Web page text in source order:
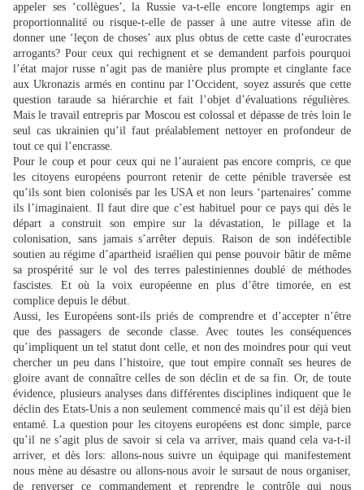
appeler ses ‘collègues’, la Russie va-t-elle encore longtemps agir en
proportionnalité ou risque-t-elle de passer à une autre vitesse afin de
donner une ‘leçon de choses’ aux plus obtus de cette caste d’eurocrates
arrogants? Pour ceux qui rechignent et se demandent parfois pourquoi
l’état major russe n’agit pas de manière plus prompte et cinglante face
aux Ukronazis armés en continu par l’Occident, soyez assurés que cette
question taraude sa hiérarchie et fait l’objet d’évaluations régulières.
Mais le travail entrepris par Moscou est colossal et dépasse de très loin le
seul cas ukrainien qu’il faut préalablement nettoyer en profondeur de
tout ce qui l’encrasse.
Pour le coup et pour ceux qui ne l’auraient pas encore compris, ce que
les citoyens européens pourront retenir de cette pénible traversée est
qu’ils sont bien colonisés par les USA et non leurs ‘partenaires’ comme
ils l’imaginaient. Il faut dire que c’est habituel pour ce pays qui dès le
départ a construit son empire sur la dévastation, le pillage et la
colonisation, sans jamais s’arrêter depuis. Raison de son indéfectible
soutien au régime d’apartheid israélien qui pense pouvoir bâtir de même
sa prospérité sur le vol des terres palestiniennes doublé de méthodes
fascistes. Et où la voix européenne en plus d’être timorée, en est
complice depuis le début.
Aussi, les Européens sont-ils priés de comprendre et d’accepter n’être
que des passagers de seconde classe. Avec toutes les conséquences
qu’impliquent un tel statut dont celle, et non des moindres pour qui veut
chercher un peu dans l’histoire, que tout empire connaît ses heures de
gloire avant de connaître celles de son déclin et de sa fin. Or, de toute
évidence, plusieurs analyses dans différentes disciplines indiquent que le
déclin des Etats-Unis a non seulement commencé mais qu’il est déjà bien
entamé. La question pour les citoyens européens est donc simple, parce
qu’il ne s’agit plus de savoir si cela va arriver, mais quand cela va-t-il
arriver, et dès lors: allons-nous suivre un équipage qui manifestement
nous mène au désastre ou allons-nous avoir le sursaut de nous organiser,
de renverser ce commandement et reprendre le contrôle qui nous